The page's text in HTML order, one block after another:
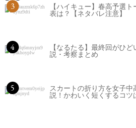
3
【ハイキュー】春高予選
表は？【ネタバレ注意】
4
【なるたる】最終回がひ
説・考察まとめ
5
スカートの折り方を女子
説！かわいく短くするコツ